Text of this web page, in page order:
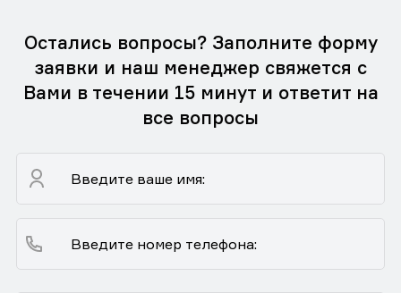
Остались вопросы? Заполните форму
заявки и наш менеджер свяжется с
Вами в течении 15 минут и ответит на
все вопросы